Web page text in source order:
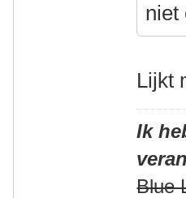
niet
Lijkt
Ik
Blue